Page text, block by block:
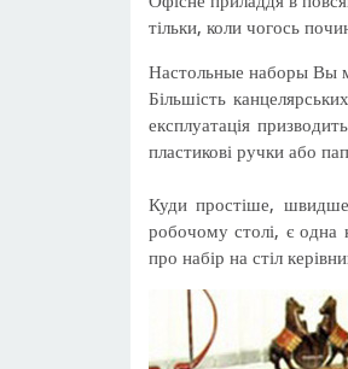
тільки, коли чогось
Настольные наборы Вы
Більшість
експлуатація
пластикові ручки або
Куди простіше,
робочому столі, є одна
про набір на стіл